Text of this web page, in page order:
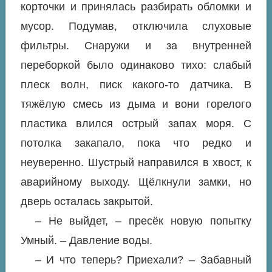
корточки и принялась разбирать обломки и
мусор. Подумав, отключила слуховые
фильтры. Снаружи и за внутренней
переборкой было одинаково тихо: слабый
плеск волн, писк какого-то датчика. В
тяжёлую смесь из дыма и вони горелого
пластика влился острый запах моря. С
потолка закапало, пока что редко и
неуверенно. Шустрый направился в хвост, к
аварийному выходу. Щёлкнули замки, но
дверь осталась закрытой.
– Не выйдет, – пресёк новую попытку
Умный. – Давление воды.
– И что теперь? Приехали? – Забавный